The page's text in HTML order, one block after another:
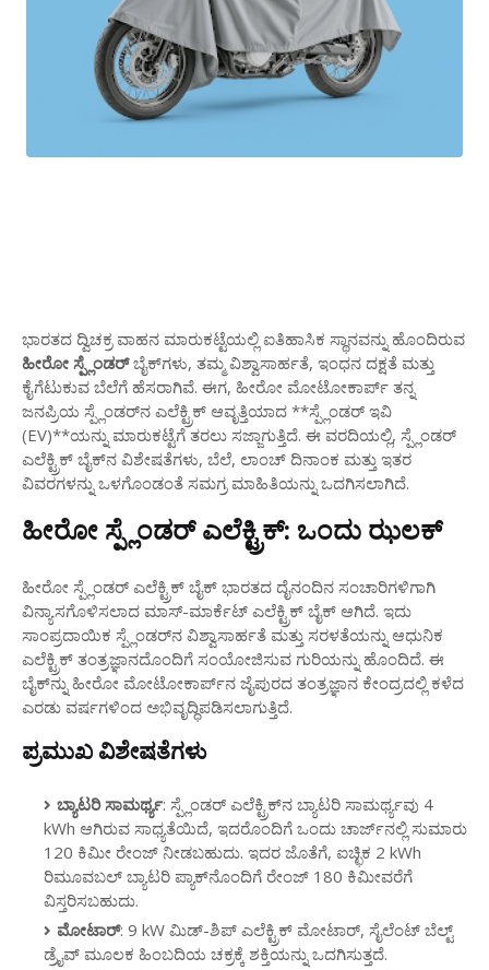
ಭಾರತದ ದ್ವಿಚಕ್ರ ವಾಹನ ಮಾರುಕಟ್ಟೆಯಲ್ಲಿ ಐತಿಹಾಸಿಕ ಸ್ಥಾನವನ್ನು ಹೊಂದಿರುವ
ಹೀರೋ ಸ್ಪ್ಲೆಂಡರ್ಬೈಕ್‌ಗಳು, ತಮ್ಮ ವಿಶ್ವಾಸಾರ್ಹತೆ, ಇಂಧನ ದಕ್ಷತೆ ಮತ್ತು
ಕೈಗೆಟುಕುವ ಬೆಲೆಗೆ ಹೆಸರಾಗಿವೆ. ಈಗ, ಹೀರೋ ಮೋಟೋಕಾರ್ಪ್ ತನ್ನ
ಜನಪ್ರಿಯ ಸ್ಪ್ಲೆಂಡರ್‌ನ ಎಲೆಕ್ಟ್ರಿಕ್ ಆವೃತ್ತಿಯಾದ **ಸ್ಪ್ಲೆಂಡರ್ ಇವಿ
(EV)**ಯನ್ನು ಮಾರುಕಟ್ಟೆಗೆ ತರಲು ಸಜ್ಜಾಗುತ್ತಿದೆ. ಈ ವರದಿಯಲ್ಲಿ, ಸ್ಪ್ಲೆಂಡರ್
ಎಲೆಕ್ಟ್ರಿಕ್ ಬೈಕ್‌ನ ವಿಶೇಷತೆಗಳು, ಬೆಲೆ, ಲಾಂಚ್ ದಿನಾಂಕ ಮತ್ತು ಇತರ
ವಿವರಗಳನ್ನು ಒಳಗೊಂಡಂತೆ ಸಮಗ್ರ ಮಾಹಿತಿಯನ್ನು ಒದಗಿಸಲಾಗಿದೆ.
ಹೀರೋ ಸ್ಪ್ಲೆಂಡರ್ ಎಲೆಕ್ಟ್ರಿಕ್: ಒಂದು ಝಲಕ್
ಹೀರೋ ಸ್ಪ್ಲೆಂಡರ್ ಎಲೆಕ್ಟ್ರಿಕ್ ಬೈಕ್ ಭಾರತದ ದೈನಂದಿನ ಸಂಚಾರಿಗಳಿಗಾಗಿ
ವಿನ್ಯಾಸಗೊಳಿಸಲಾದ ಮಾಸ್-ಮಾರ್ಕೆಟ್ ಎಲೆಕ್ಟ್ರಿಕ್ ಬೈಕ್ ಆಗಿದೆ. ಇದು
ಸಾಂಪ್ರದಾಯಿಕ ಸ್ಪ್ಲೆಂಡರ್‌ನ ವಿಶ್ವಾಸಾರ್ಹತೆ ಮತ್ತು ಸರಳತೆಯನ್ನು ಆಧುನಿಕ
ಎಲೆಕ್ಟ್ರಿಕ್ ತಂತ್ರಜ್ಞಾನದೊಂದಿಗೆ ಸಂಯೋಜಿಸುವ ಗುರಿಯನ್ನು ಹೊಂದಿದೆ. ಈ
ಬೈಕ್‌ನ್ನು ಹೀರೋ ಮೋಟೋಕಾರ್ಪ್‌ನ ಜೈಪುರದ ತಂತ್ರಜ್ಞಾನ ಕೇಂದ್ರದಲ್ಲಿ ಕಳೆದ
ಎರಡು ವರ್ಷಗಳಿಂದ ಅಭಿವೃದ್ಧಿಪಡಿಸಲಾಗುತ್ತಿದೆ.
ಪ್ರಮುಖ ವಿಶೇಷತೆಗಳು
ಬ್ಯಾಟರಿ ಸಾಮರ್ಥ್ಯ: ಸ್ಪ್ಲೆಂಡರ್ ಎಲೆಕ್ಟ್ರಿಕ್‌ನ ಬ್ಯಾಟರಿ ಸಾಮರ್ಥ್ಯವು 4
kWh ಆಗಿರುವ ಸಾಧ್ಯತೆಯಿದೆ, ಇದರೊಂದಿಗೆ ಒಂದು ಚಾರ್ಜ್‌ನಲ್ಲಿ ಸುಮಾರು
120 ಕಿಮೀ ರೇಂಜ್ ನೀಡಬಹುದು. ಇದರ ಜೊತೆಗೆ, ಐಚ್ಛಿಕ 2 kWh
ರಿಮೂವಬಲ್ ಬ್ಯಾಟರಿ ಪ್ಯಾಕ್‌ನೊಂದಿಗೆ ರೇಂಜ್ 180 ಕಿಮೀವರೆಗೆ
ವಿಸ್ತರಿಸಬಹುದು.
ಮೋಟಾರ್: 9 kW ಮಿಡ್-ಶಿಪ್ ಎಲೆಕ್ಟ್ರಿಕ್ ಮೋಟಾರ್, ಸೈಲೆಂಟ್ ಬೆಲ್ಟ್
ಡ್ರೈವ್ ಮೂಲಕ ಹಿಂಬದಿಯ ಚಕ್ರಕ್ಕೆ ಶಕ್ತಿಯನ್ನು ಒದಗಿಸುತ್ತದೆ.